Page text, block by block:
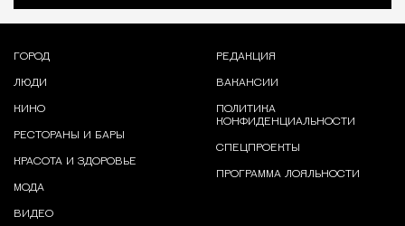
ГОРОД
ЛЮДИ
КИНО
РЕСТОРАНЫ И БАРЫ
КРАСОТА И ЗДОРОВЬЕ
МОДА
ВИДЕО
РЕДАКЦИЯ
ВАКАНСИИ
ПОЛИТИКА
КОНФИДЕНЦИАЛЬНОСТИ
СПЕЦПРОЕКТЫ
ПРОГРАММА ЛОЯЛЬНОСТИ